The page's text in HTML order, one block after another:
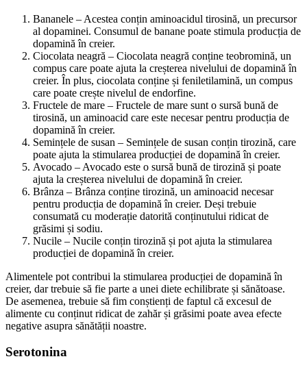
Bananele – Acestea conțin aminoacidul tirosină, un precursor
al dopaminei. Consumul de banane poate stimula producția de
dopamină în creier.
Ciocolata neagră – Ciocolata neagră conține teobromină, un
compus care poate ajuta la creșterea nivelului de dopamină în
creier. În plus, ciocolata conține și feniletilamină, un compus
care poate crește nivelul de endorfine.
Fructele de mare – Fructele de mare sunt o sursă bună de
tirosină, un aminoacid care este necesar pentru producția de
dopamină în creier.
Semințele de susan – Semințele de susan conțin tirozină, care
poate ajuta la stimularea producției de dopamină în creier.
Avocado – Avocado este o sursă bună de tirozină și poate
ajuta la creșterea nivelului de dopamină în creier.
Brânza – Brânza conține tirozină, un aminoacid necesar
pentru producția de dopamină în creier. Deși trebuie
consumată cu moderație datorită conținutului ridicat de
grăsimi și sodiu.
Nucile – Nucile conțin tirozină și pot ajuta la stimularea
producției de dopamină în creier.
Alimentele pot contribui la stimularea producției de dopamină în
creier, dar trebuie să fie parte a unei diete echilibrate și sănătoase.
De asemenea, trebuie să fim conștienți de faptul că excesul de
alimente cu conținut ridicat de zahăr și grăsimi poate avea efecte
negative asupra sănătății noastre.
Serotonina